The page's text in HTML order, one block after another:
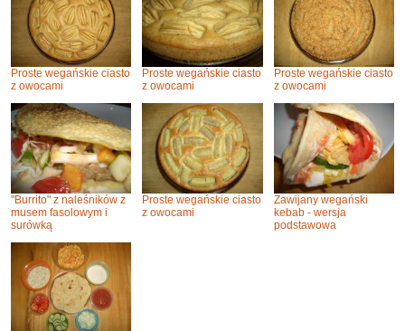
Proste wegańskie ciasto
z owocami
Proste wegańskie ciasto
z owocami
Proste wegańskie ciasto
z owocami
"Burrito" z naleśników z
musem fasolowym i
surówką
Proste wegańskie ciasto
z owocami
Zawijany wegański
kebab - wersja
podstawowa